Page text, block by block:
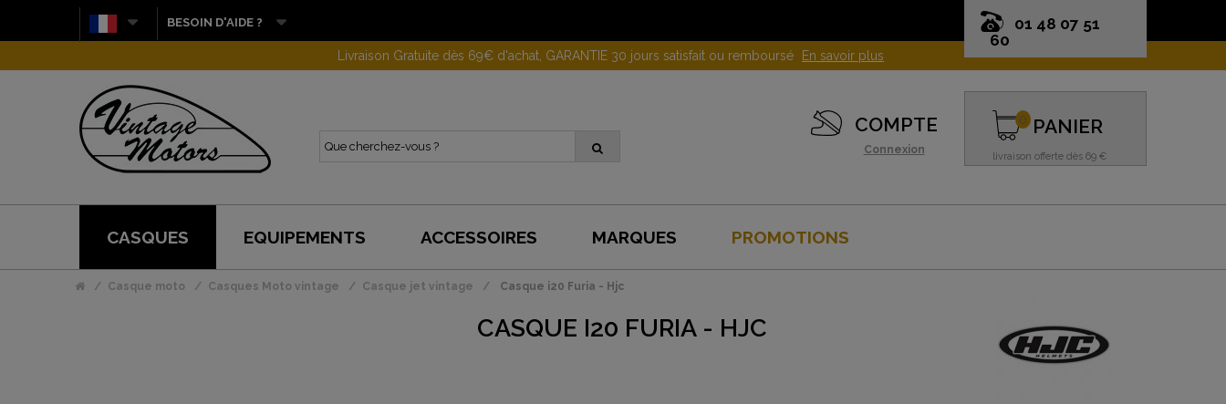
01 48 07 51
60
BESOIN D'AIDE ?
Gagnez 10 euros en parrainant un proche ! En savoir plus
COMPTE
Connexion
PANIER
livraison offerte dès 69 €
0
CASQUES EQUIPEMENTS ACCESSOIRES MARQUES PROMOTIONS
Casque moto Casques Moto vintage Casque jet vintage Casque i20 Furia - Hjc
CASQUE I20 FURIA - HJC